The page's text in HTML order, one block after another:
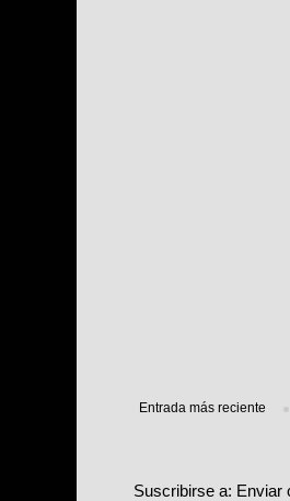
Entrada más reciente
Suscribirse a: Enviar